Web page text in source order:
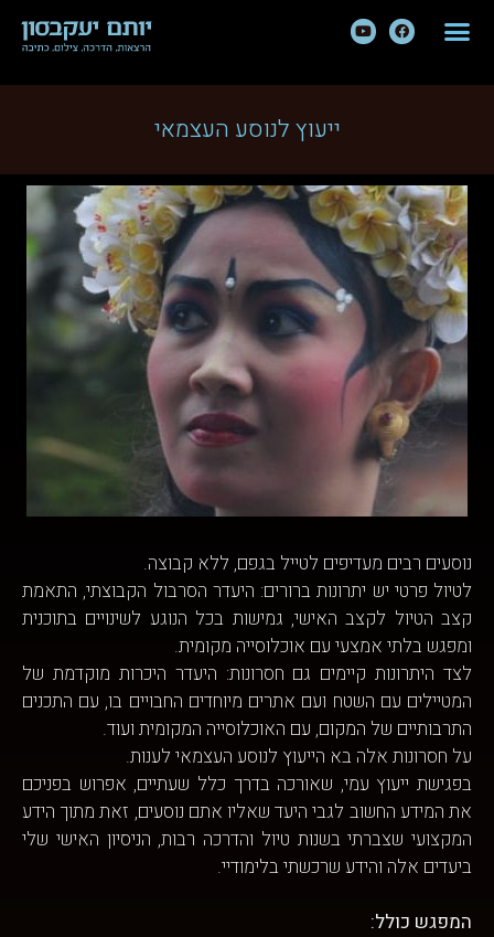
ייעוץ לנוסע העצמאי
נוסעים רבים מעדיפים לטייל בגפם, ללא קבוצה.
לטיול פרטי יש יתרונות ברורים: היעדר הסרבול הקבוצתי, התאמת
קצב הטיול לקצב האישי, גמישות בכל הנוגע לשינויים בתוכנית
ומפגש בלתי אמצעי עם אוכלוסייה מקומית.
לצד היתרונות קיימים גם חסרונות: היעדר היכרות מוקדמת של
המטיילים עם השטח ועם אתרים מיוחדים החבויים בו, עם התכנים
התרבותיים של המקום, עם האוכלוסייה המקומית ועוד.
על חסרונות אלה בא הייעוץ לנוסע העצמאי לענות.
בפגישת ייעוץ עמי, שאורכה בדרך כלל שעתיים, אפרוש בפניכם
את המידע החשוב לגבי היעד שאליו אתם נוסעים, זאת מתוך הידע
המקצועי שצברתי בשנות טיול והדרכה רבות, הניסיון האישי שלי
ביעדים אלה והידע שרכשתי בלימודיי.
המפגש כולל: